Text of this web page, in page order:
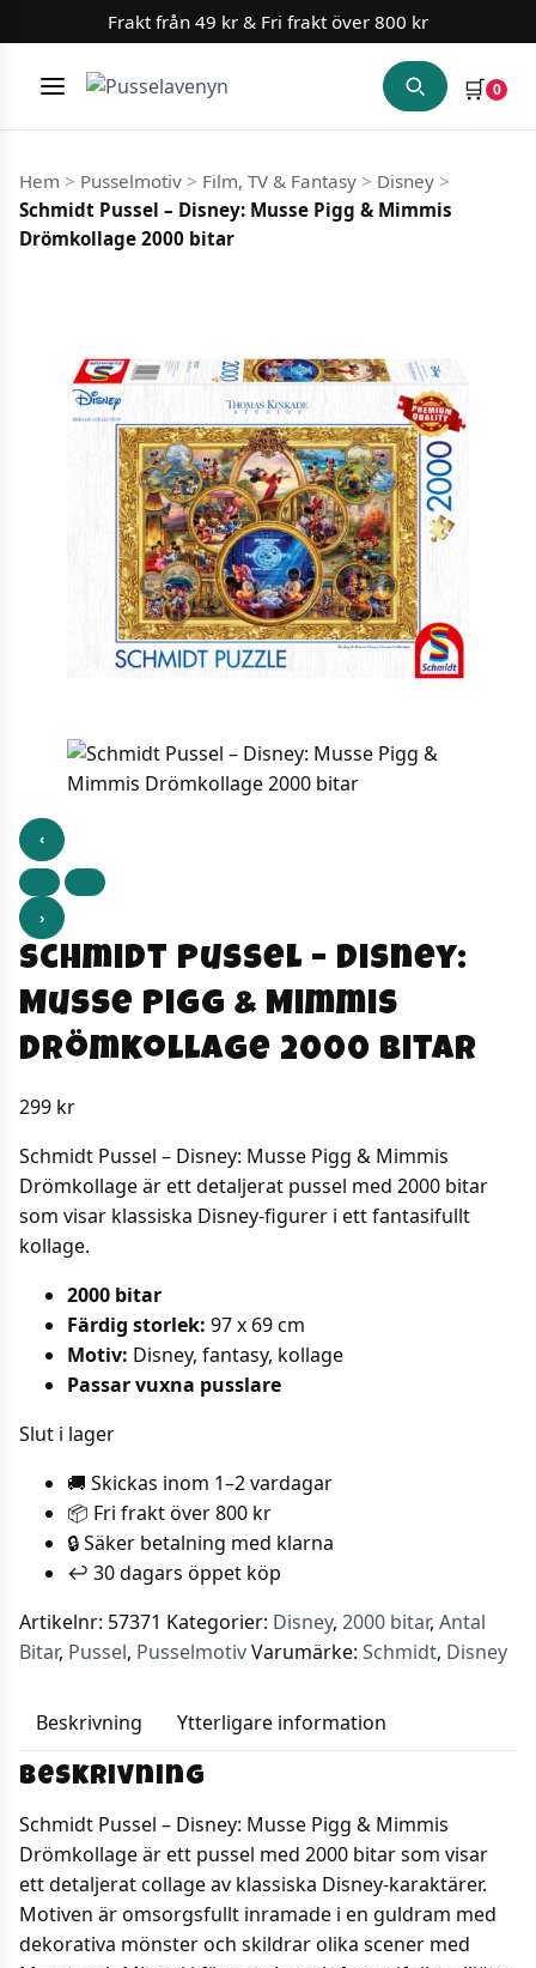
Hoppa till innehåll
Frakt från 49 kr & Fri frakt över 800 kr
Meny 🛒 0
Hem > Pusselmotiv > Film, TV & Fantasy > Disney >
Schmidt Pussel – Disney: Musse Pigg & Mimmis
Drömkollage 2000 bitar
‹
›
Schmidt Pussel – Disney:
Musse Pigg & Mimmis
Drömkollage 2000 bitar
299 kr
Schmidt Pussel – Disney: Musse Pigg & Mimmis
Drömkollage är ett detaljerat pussel med 2000 bitar
som visar klassiska Disney-figurer i ett fantasifullt
kollage.
2000 bitar
Färdig storlek: 97 x 69 cm
Motiv: Disney, fantasy, kollage
Passar vuxna pusslare
Slut i lager
🚚 Skickas inom 1–2 vardagar
📦 Fri frakt över 800 kr
🔒 Säker betalning med klarna
↩️ 30 dagars öppet köp
Artikelnr: 57371 Kategorier: Disney, 2000 bitar, Antal
Bitar, Pussel, PusselmotivVarumärke: Schmidt, Disney
Beskrivning Ytterligare information
Beskrivning
Schmidt Pussel – Disney: Musse Pigg & Mimmis
Drömkollage är ett pussel med 2000 bitar som visar
ett detaljerat collage av klassiska Disney-karaktärer.
Motiven är omsorgsfullt inramade i en guldram med
dekorativa mönster och skildrar olika scener med